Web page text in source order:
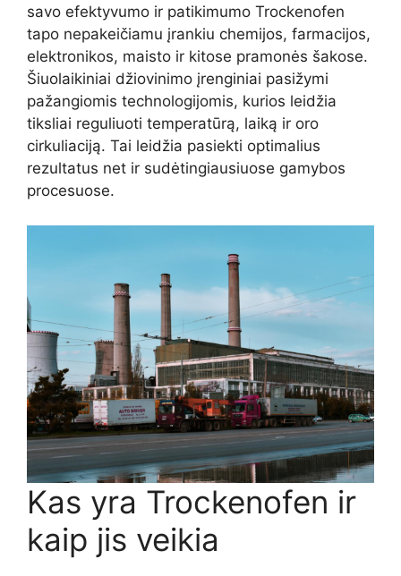
savo efektyvumo ir patikimumo Trockenofen
tapo nepakeičiamu įrankiu chemijos, farmacijos,
elektronikos, maisto ir kitose pramonės šakose.
Šiuolaikiniai džiovinimo įrenginiai pasižymi
pažangiomis technologijomis, kurios leidžia
tiksliai reguliuoti temperatūrą, laiką ir oro
cirkuliaciją. Tai leidžia pasiekti optimalius
rezultatus net ir sudėtingiausiuose gamybos
procesuose.
Kas yra Trockenofen ir
kaip jis veikia